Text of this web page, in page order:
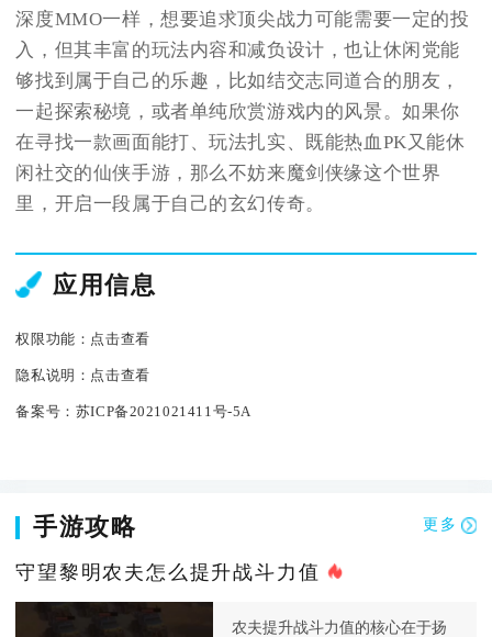
深度MMO一样，想要追求顶尖战力可能需要一定的投
入，但其丰富的玩法内容和减负设计，也让休闲党能
够找到属于自己的乐趣，比如结交志同道合的朋友，
一起探索秘境，或者单纯欣赏游戏内的风景。如果你
在寻找一款画面能打、玩法扎实、既能热血PK又能休
闲社交的仙侠手游，那么不妨来魔剑侠缘这个世界
里，开启一段属于自己的玄幻传奇。
应用信息
权限功能： 点击查看
隐私说明： 点击查看
备案号： 苏ICP备2021021411号-5A
手游攻略 更多
守望黎明农夫怎么提升战斗力值
农夫提升战斗力值的核心在于扬